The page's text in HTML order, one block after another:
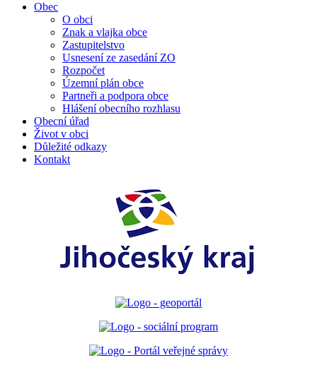
Obec
O obci
Znak a vlajka obce
Zastupitelstvo
Usnesení ze zasedání ZO
Rozpočet
Územní plán obce
Partneři a podpora obce
Hlášení obecního rozhlasu
Obecní úřad
Život v obci
Důležité odkazy
Kontakt